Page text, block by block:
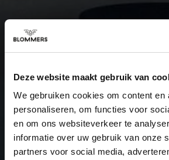
Deze website maakt gebruik van
We gebruiken cookies om content en
personaliseren, om functies voor
en om ons websiteverkeer te
informatie over uw gebruik van onze
partners voor social media,